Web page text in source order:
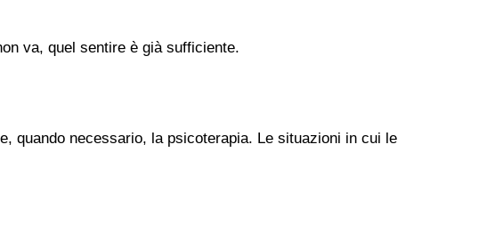
va, quel sentire è già sufficiente.
quando necessario, la psicoterapia. Le situazioni in cui le